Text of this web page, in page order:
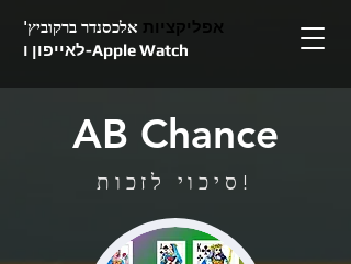
אפליקציות אלכסנדר ברקוביץ'
לאייפון ו-Apple Watch
AB Chance
סיכוי לזכות!